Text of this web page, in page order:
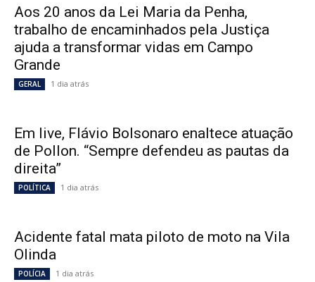
Aos 20 anos da Lei Maria da Penha,
trabalho de encaminhados pela Justiça
ajuda a transformar vidas em Campo
Grande
GERAL 1 dia atrás
Em live, Flávio Bolsonaro enaltece atuação
de Pollon. “Sempre defendeu as pautas da
direita”
POLÍTICA 1 dia atrás
Acidente fatal mata piloto de moto na Vila
Olinda
POLÍCIA 1 dia atrás